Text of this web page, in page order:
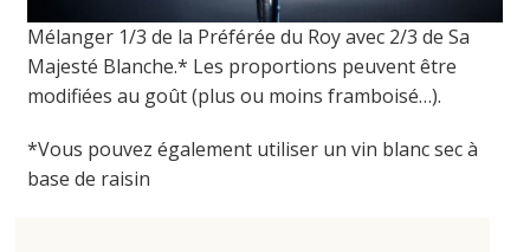
Mélanger 1/3 de la Préférée du Roy avec 2/3 de Sa
Majesté Blanche.* Les proportions peuvent être
modifiées au goût (plus ou moins framboisé…).
*Vous pouvez également utiliser un vin blanc sec à
base de raisin